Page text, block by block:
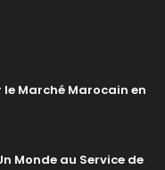
Marché Marocain en
Monde au Service de